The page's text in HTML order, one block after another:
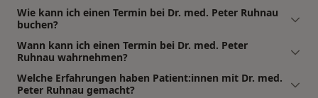
Wie kann ich einen Termin bei Dr. med. Peter Ruhnau
buchen?
Wann kann ich einen Termin bei Dr. med. Peter
Ruhnau wahrnehmen?
Welche Erfahrungen haben Patient:innen mit Dr. med.
Peter Ruhnau gemacht?